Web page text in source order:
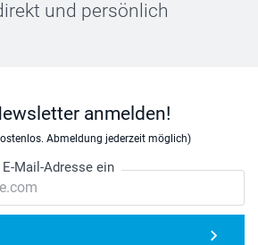
und persönlich
anmelden!
Abmeldung jederzeit möglich)
Mail-Adresse ein